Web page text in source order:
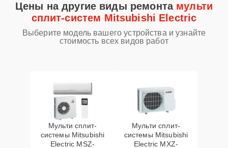
Цены на другие виды ремонта мульти
сплит-систем Mitsubishi Electric
Выберите модель вашего устройства и узнайте
стоимость всех видов работ
Мульти сплит-
системы Mitsubishi
Electric MSZ-
Мульти сплит-
системы Mitsubishi
Electric MXZ-